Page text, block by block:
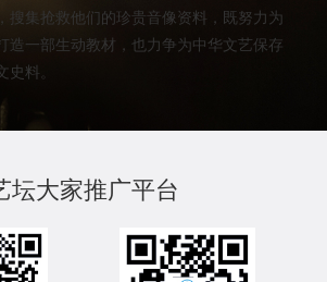
搜集抢救他们的珍贵音像资料，既努力为
造一部生动教材，也力争为中华文艺保存
料。
坛大家推广平台